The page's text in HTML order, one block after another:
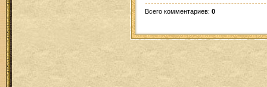
Всего комментариев: 0